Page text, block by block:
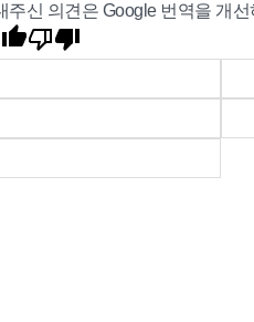
주신 의견은 Google 번역을 개